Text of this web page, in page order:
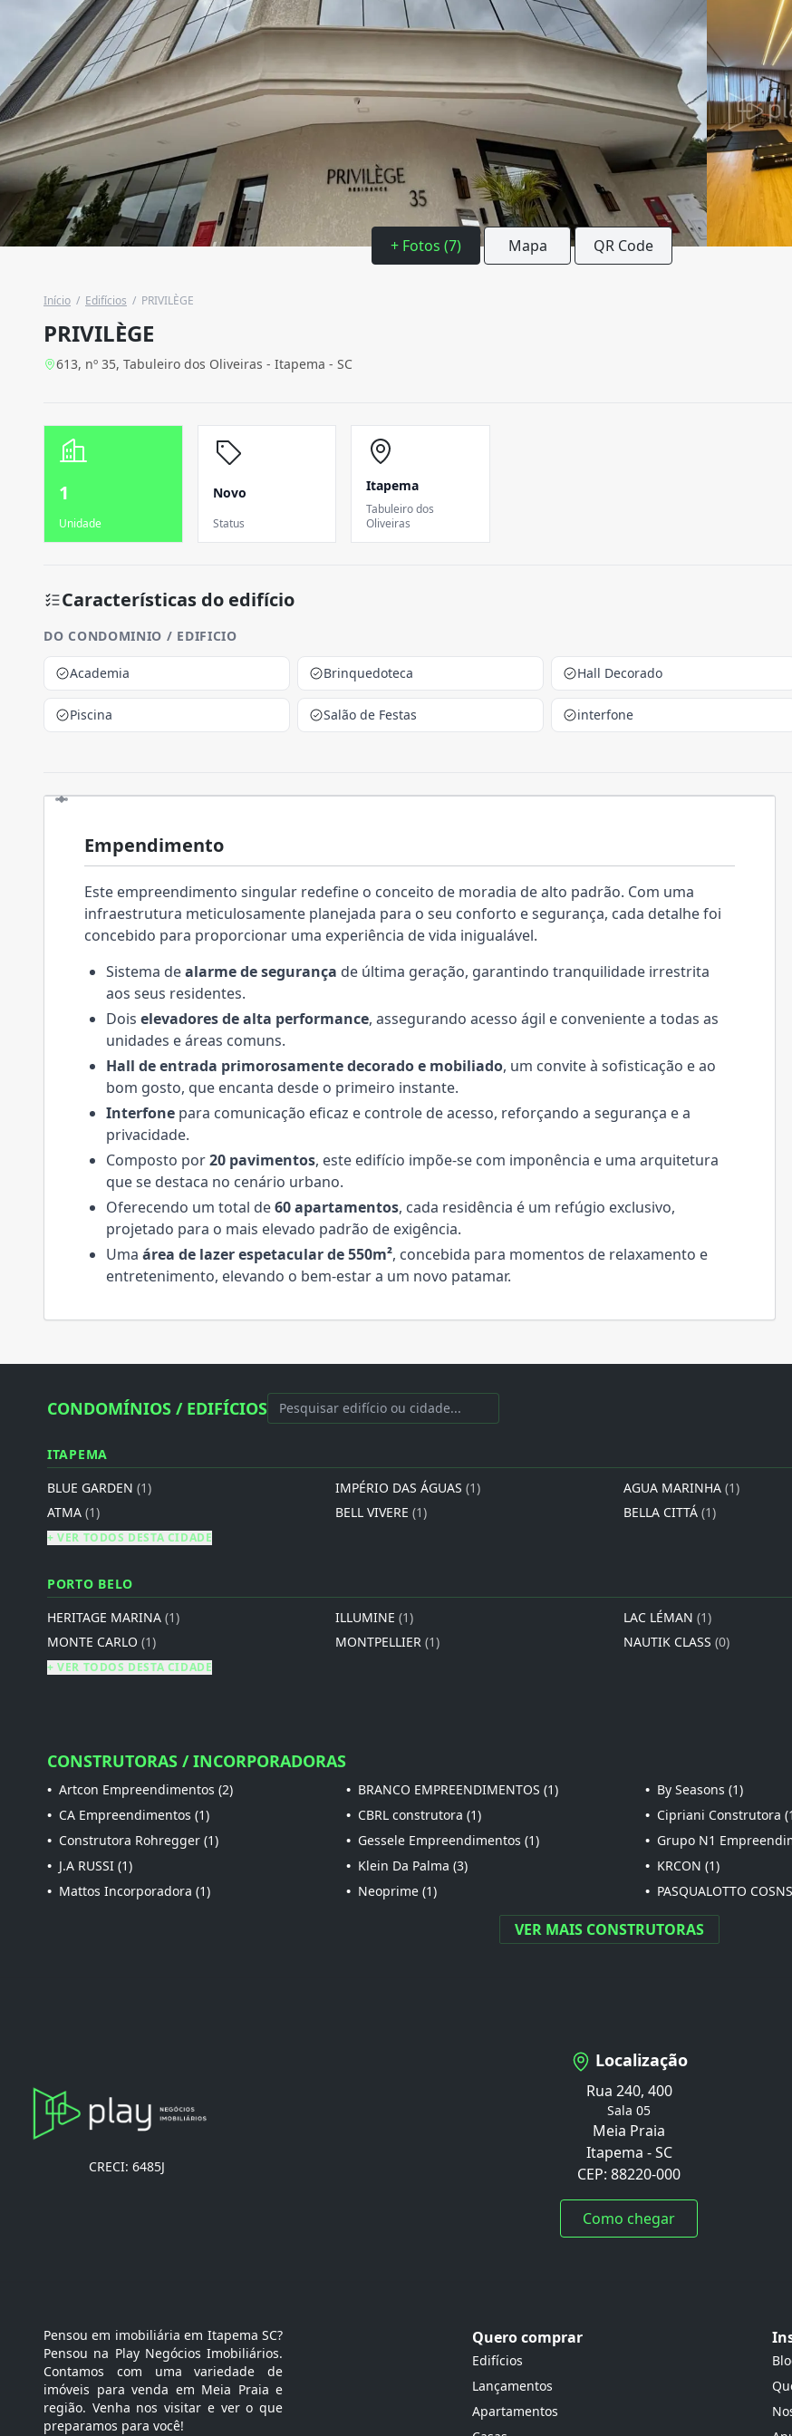
+ Fotos (7) Mapa QR Code
Início / Edifícios / PRIVILÈGE
PRIVILÈGE
613, nº 35, Tabuleiro dos Oliveiras - Itapema - SC
1
Unidade
Novo
Status
Itapema
Tabuleiro dos
Oliveiras
Características do edifício
DO CONDOMINIO / EDIFICIO
Academia Brinquedoteca Hall Decorado
Piscina Salão de Festas interfone
Empendimento
Este empreendimento singular redefine o conceito de moradia de alto padrão. Com uma
infraestrutura meticulosamente planejada para o seu conforto e segurança, cada detalhe foi
concebido para proporcionar uma experiência de vida inigualável.
Sistema dealarme de segurança de última geração, garantindo tranquilidade irrestrita
aos seus residentes.
Dois elevadores de alta performance, assegurando acesso ágil e conveniente a todas as
unidades e áreas comuns.
Hall de entrada primorosamente decorado e mobiliado, um convite à sofisticação e ao
bom gosto, que encanta desde o primeiro instante.
Interfone para comunicação eficaz e controle de acesso, reforçando a segurança e a
privacidade.
Composto por20 pavimentos, este edifício impõe-se com imponência e uma arquitetura
que se destaca no cenário urbano.
Oferecendo um total de60 apartamentos, cada residência é um refúgio exclusivo,
projetado para o mais elevado padrão de exigência.
Uma área de lazer espetacular de 550m², concebida para momentos de relaxamento e
entretenimento, elevando o bem-estar a um novo patamar.
CONDOMÍNIOS / EDIFÍCIOS
ITAPEMA
BLUE GARDEN (1) IMPÉRIO DAS ÁGUAS (1) AGUA MARINHA (1)
ATMA (1) BELL VIVERE (1) BELLA CITTÁ (1)
+ VER TODOS DESTA CIDADE
PORTO BELO
HERITAGE MARINA (1) ILLUMINE (1) LAC LÉMAN (1)
MONTE CARLO (1) MONTPELLIER (1) NAUTIK CLASS (0)
+ VER TODOS DESTA CIDADE
CONSTRUTORAS / INCORPORADORAS
• Artcon Empreendimentos (2) • BRANCO EMPREENDIMENTOS (1) • By Seasons (1)
• CA Empreendimentos (1) • CBRL construtora (1) • Cipriani Construtora
• Construtora Rohregger (1) • Gessele Empreendimentos (1) • Grupo N1
• J.A RUSSI (1) • Klein Da Palma (3) • KRCON (1)
• Mattos Incorporadora (1) • Neoprime (1) • PASQUALOTTO
VER MAIS CONSTRUTORAS
CRECI: 6485J
Localização
Rua 240, 400
Sala 05
Meia Praia
Itapema - SC
CEP: 88220-000
Como chegar
Pensou em imobiliária em Itapema SC?
Pensou na Play Negócios Imobiliários.
Contamos com uma variedade de
imóveis para venda em Meia Praia e
região. Venha nos visitar e ver o que
preparamos para você!
Quero comprar
Edifícios
Lançamentos
Apartamentos